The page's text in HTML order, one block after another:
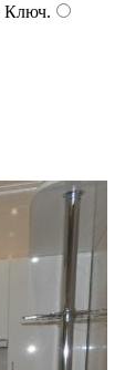
Ключ.